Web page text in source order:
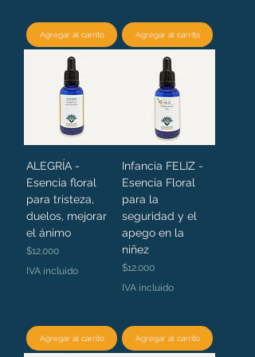
Agregar al carrito Agregar al carrito
ALEGRÍA -
Esencia floral
para tristeza,
duelos, mejorar
el ánimo
Precio
$12.000
IVA incluido
Agregar al carrito
Infancia FELIZ -
Esencia Floral
para la
seguridad y el
apego en la
niñez
Precio
$12.000
IVA incluido
Agregar al carrito